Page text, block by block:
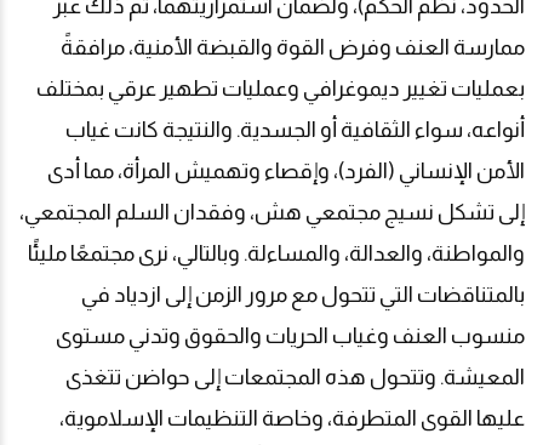
الحدود، نظم الحكم)، ولضمان استمراريتهما، تم ذلك عبر
ممارسة العنف وفرض القوة والقبضة الأمنية، مرافقةً
بعمليات تغيير ديموغرافي وعمليات تطهير عرقي بمختلف
أنواعه، سواء الثقافية أو الجسدية. والنتيجة كانت غياب
الأمن الإنساني (الفرد)، وإقصاء وتهميش المرأة، مما أدى
إلى تشكل نسيج مجتمعي هش، وفقدان السلم المجتمعي،
والمواطنة، والعدالة، والمساءلة. وبالتالي، نرى مجتمعًا مليئًا
بالمتناقضات التي تتحول مع مرور الزمن إلى ازدياد في
منسوب العنف وغياب الحريات والحقوق وتدني مستوى
المعيشة. وتتحول هذه المجتمعات إلى حواضن تتغذى
عليها القوى المتطرفة، وخاصة التنظيمات الإسلاموية،